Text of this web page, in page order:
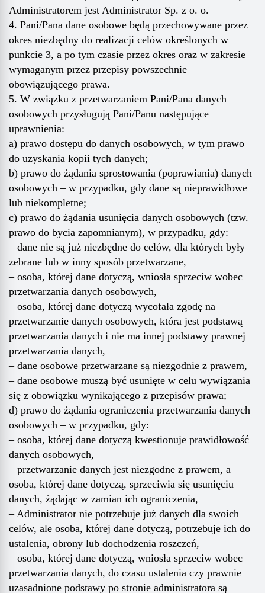
Administratorem jest Administrator Sp. z o. o.
4. Pani/Pana dane osobowe będą przechowywane przez
okres niezbędny do realizacji celów określonych w
punkcie 3, a po tym czasie przez okres oraz w zakresie
wymaganym przez przepisy powszechnie
obowiązującego prawa.
5. W związku z przetwarzaniem Pani/Pana danych
osobowych przysługują Pani/Panu następujące
uprawnienia:
a) prawo dostępu do danych osobowych, w tym prawo
do uzyskania kopii tych danych;
b) prawo do żądania sprostowania (poprawiania) danych
osobowych – w przypadku, gdy dane są nieprawidłowe
lub niekompletne;
c) prawo do żądania usunięcia danych osobowych (tzw.
prawo do bycia zapomnianym), w przypadku, gdy:
– dane nie są już niezbędne do celów, dla których były
zebrane lub w inny sposób przetwarzane,
– osoba, której dane dotyczą, wniosła sprzeciw wobec
przetwarzania danych osobowych,
– osoba, której dane dotyczą wycofała zgodę na
przetwarzanie danych osobowych, która jest podstawą
przetwarzania danych i nie ma innej podstawy prawnej
przetwarzania danych,
– dane osobowe przetwarzane są niezgodnie z prawem,
– dane osobowe muszą być usunięte w celu wywiązania
się z obowiązku wynikającego z przepisów prawa;
d) prawo do żądania ograniczenia przetwarzania danych
osobowych – w przypadku, gdy:
– osoba, której dane dotyczą kwestionuje prawidłowość
danych osobowych,
– przetwarzanie danych jest niezgodne z prawem, a
osoba, której dane dotyczą, sprzeciwia się usunięciu
danych, żądając w zamian ich ograniczenia,
– Administrator nie potrzebuje już danych dla swoich
celów, ale osoba, której dane dotyczą, potrzebuje ich do
ustalenia, obrony lub dochodzenia roszczeń,
– osoba, której dane dotyczą, wniosła sprzeciw wobec
przetwarzania danych, do czasu ustalenia czy prawnie
uzasadnione podstawy po stronie administratora są